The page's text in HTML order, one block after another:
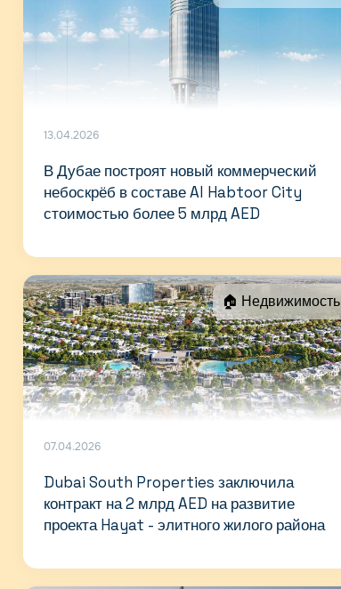
13.04.2026
В Дубае построят новый коммерческий
небоскрёб в составе Al Habtoor City
стоимостью более 5 млрд AED
🏠 Недвижимость
07.04.2026
Dubai South Properties заключила
контракт на 2 млрд AED на развитие
проекта Hayat - элитного жилого района